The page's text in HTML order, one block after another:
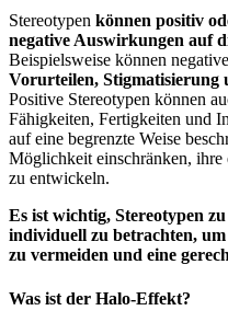
Stereotypen können positiv
negative Auswirkungen auf
Beispielsweise können
Vorurteilen, Stigmatisierung
Positive Stereotypen können
Fähigkeiten, Fertigkeiten und
auf eine begrenzte Weise
Möglichkeit einschränken, ihre
zu entwickeln.
Es ist wichtig, Stereotypen
individuell zu betrachten,
zu vermeiden und eine
Was ist der Halo-Effekt?